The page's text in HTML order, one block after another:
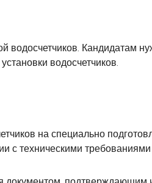
водосчетчиков. Кандидатам
водосчетчиков.
на специально
с техническими